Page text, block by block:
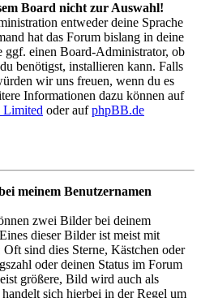
Board nicht zur Auswahl!
entweder deine Sprache
hat das Forum bislang in deine
ggf. einen Board-Administrator, ob
benötigst, installieren kann. Falls
wir uns freuen, wenn du es
Informationen dazu können auf
oder aufphpBB.de
meinem Benutzernamen
zwei Bilder bei deinem
dieser Bilder ist meist mit
sind dies Sterne, Kästchen oder
oder deinen Status im Forum
größere, Bild wird auch als
sich hierbei in der Regel um